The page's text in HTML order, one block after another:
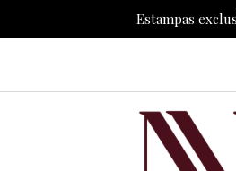
Estampas